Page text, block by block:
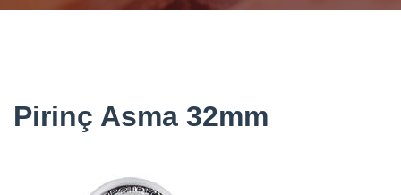
Pirinç Asma 32mm